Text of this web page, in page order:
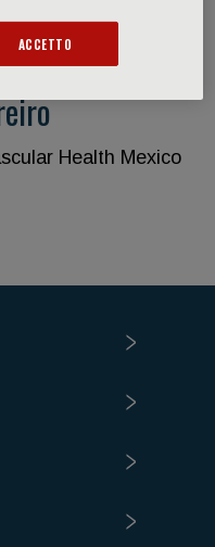
Health Mexico
ACCETTO